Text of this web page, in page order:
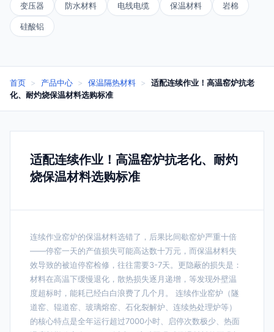
变压器
防水材料 电线电缆 保温材料 岩棉
硅酸铝
首页 > 产品中心 > 保温隔热材料 >
适配连续作业！高温窑炉抗老
化、耐灼烧保温材料选购标准
适配连续作业！高温窑炉抗老化、耐灼
烧保温材料选购标准
连续作业窑炉的保温材料选错了，后果比间歇窑炉严重十倍
——停窑一天的产值损失可能高达数十万元，而保温材料失
效导致的被迫停窑检修，往往需要3-7天。更隐蔽的损失是：
材料在高温下缓慢退化，散热损失逐月递增，等发现外壁温
度超标时，能耗已经白白浪费了几个月。 连续作业窑炉（隧
道窑、辊道窑、玻璃熔窑、石化裂解炉、连续热处理炉等）
的核心特点是全年运行超过7000小时、启停次数极少、热面